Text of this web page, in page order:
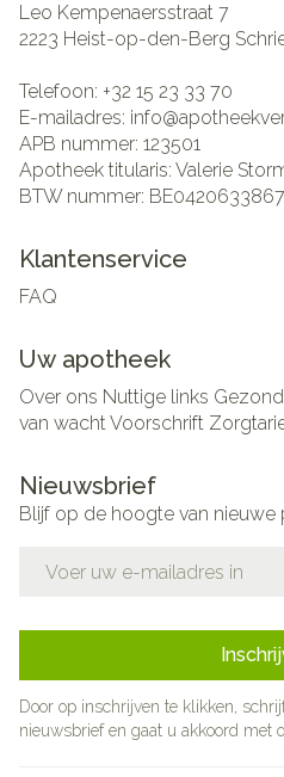
Leo Kempenaersstraat 7
2223 Heist-op-den-Berg
Telefoon: +32 15 23 33 70
E-mailadres: info@
APB nummer: 123501
Apotheek titularis: Valerie
BTW nummer: BE0420633867
Klantenservice
FAQ
Uw apotheek
Over ons Nuttige links
van wachtVoorschrift
Nieuwsbrief
Blijf op de hoogte van
Door op inschrijven te klikken,
nieuwsbrief en gaat u akkoord met